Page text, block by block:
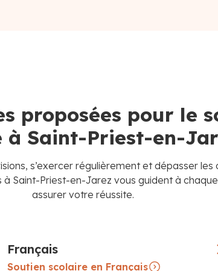
proposées pour le
à Saint-Priest-en-
s’exercer régulièrement et dépasser les
à Saint-Priest-en-Jarez vous guident à
assurer votre réussite.
Français
Soutien scolaire en Français